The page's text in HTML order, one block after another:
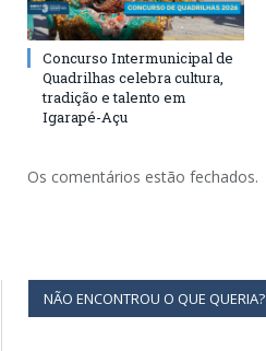
Concurso Intermunicipal de
Quadrilhas celebra cultura,
tradição e talento em
Igarapé-Açu
Os comentários estão fechados.
NÃO ENCONTROU O QUE QUERIA?